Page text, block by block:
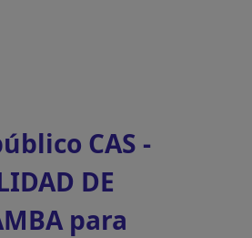
CAS -
DE
para